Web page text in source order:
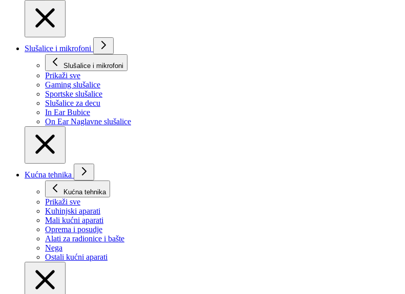
Slušalice i mikrofoni
Slušalice i mikrofoni
Prikaži svе
Gaming slušalice
Sportske slušalice
Slušalice za decu
In Ear Bubice
On Ear Naglavne slušalice
Kućna tehnika
Kućna tehnika
Prikaži svе
Kuhinjski aparati
Mali kućni aparati
Oprema i posudje
Alati za radionice i bašte
Nega
Ostali kućni aparati